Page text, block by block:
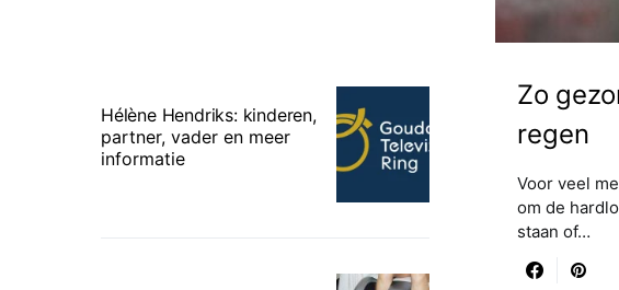
Zo
regen
Voor veel
om de
staan of…
Hélène Hendriks: kinderen,
partner, vader en meer
informatie